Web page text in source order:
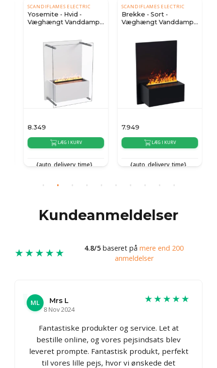
SCANDIFLAMES ELECTRIC
Yosemite - Hvid -
Væghængt Vanddamp
8.349
LÆG I KURV
{auto_delivery_time}
SCANDIFLAMES ELECTRIC
Brekke - Sort -
Væghængt Vanddamp
7.949
LÆG I KURV
{auto_delivery_time}
Kundeanmeldelser
★★★★★ 4.8/5 baseret på mere end 200
anmeldelser
ML
Mrs L
8 Nov 2024
★★★★★
Fantastiske produkter og service. Let at
bestille online, og vores pejsindsats blev
leveret prompte. Fantastisk produkt, perfekt
til vores lille pejs, hvor vi ønskede det